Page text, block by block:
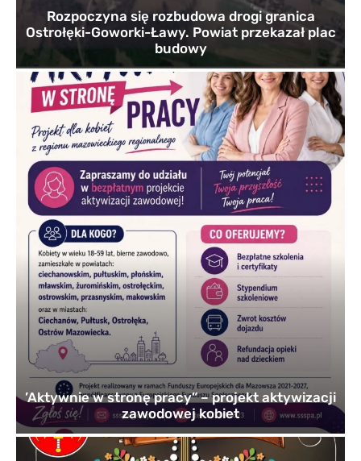
Rozpoczyna się rozbudowa drogi granica
Ostrołęki-Goworki-Ławy. Powiat przekazał plac
budowy
’Aktywnie w stronę pracy” – projekt aktywizacji
zawodowej kobiet